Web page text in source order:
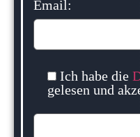
Email:
Ich habe die
gelesen und